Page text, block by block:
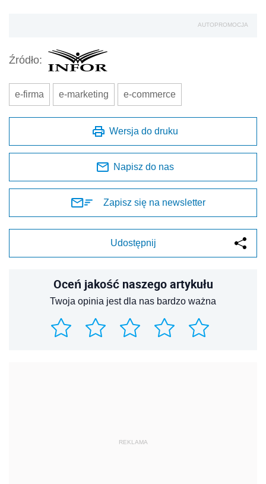
AUTOPROMOCJA
Źródło:
e-firma e-marketing e-commerce
Wersja do druku
Napisz do nas
Zapisz się na newsletter
Udostępnij
Oceń jakość naszego artykułu
Twoja opinia jest dla nas bardzo ważna
REKLAMA